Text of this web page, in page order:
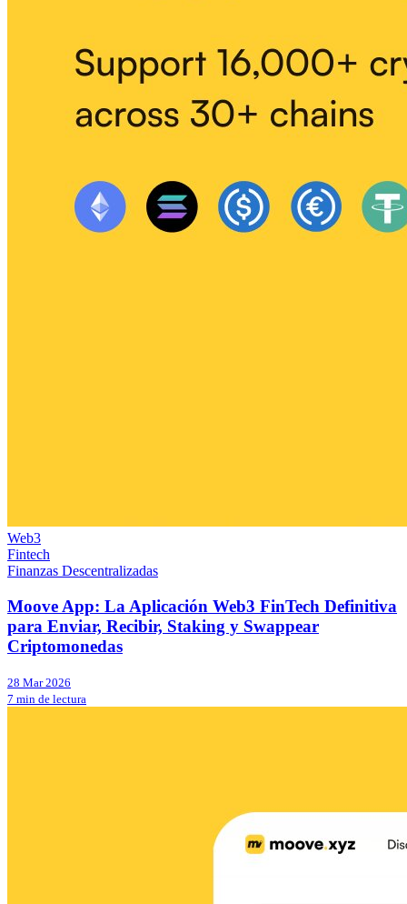
Web3
Fintech
Finanzas Descentralizadas
Moove App: La Aplicación Web3 FinTech Definitiva
para Enviar, Recibir, Staking y Swappear
Criptomonedas
28 Mar 2026
7 min de lectura